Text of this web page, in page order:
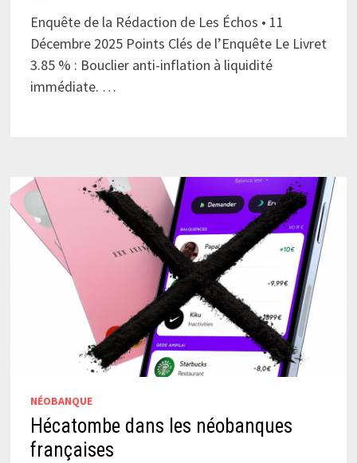
Enquête de la Rédaction de Les Échos • 11
Décembre 2025 Points Clés de l’Enquête Le Livret
3.85 % : Bouclier anti-inflation à liquidité
immédiate. …
NÉOBANQUE
Hécatombe dans les néobanques
françaises